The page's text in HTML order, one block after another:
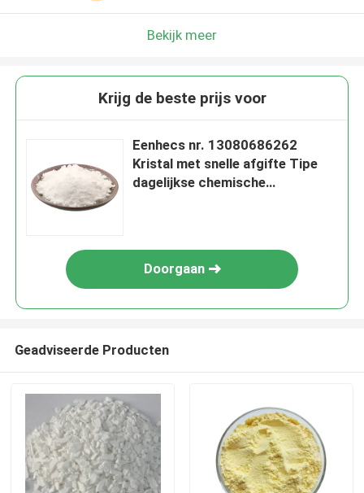
Bekijk meer
Krijg de beste prijs voor
Eenhecs nr. 13080686262
Kristal met snelle afgifte Tipe
dagelijkse chemische
Doorgaan
Geadviseerde Producten